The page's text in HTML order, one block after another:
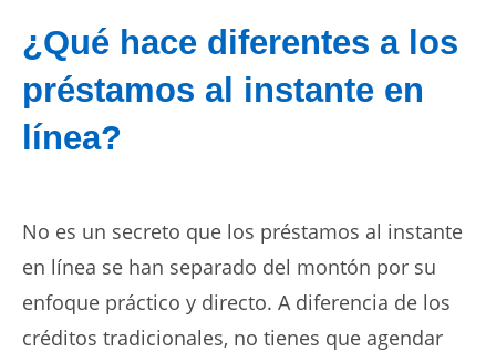
¿Qué hace diferentes a los
préstamos al instante en
línea?
No es un secreto que los préstamos al instante
en línea se han separado del montón por su
enfoque práctico y directo. A diferencia de los
créditos tradicionales, no tienes que agendar